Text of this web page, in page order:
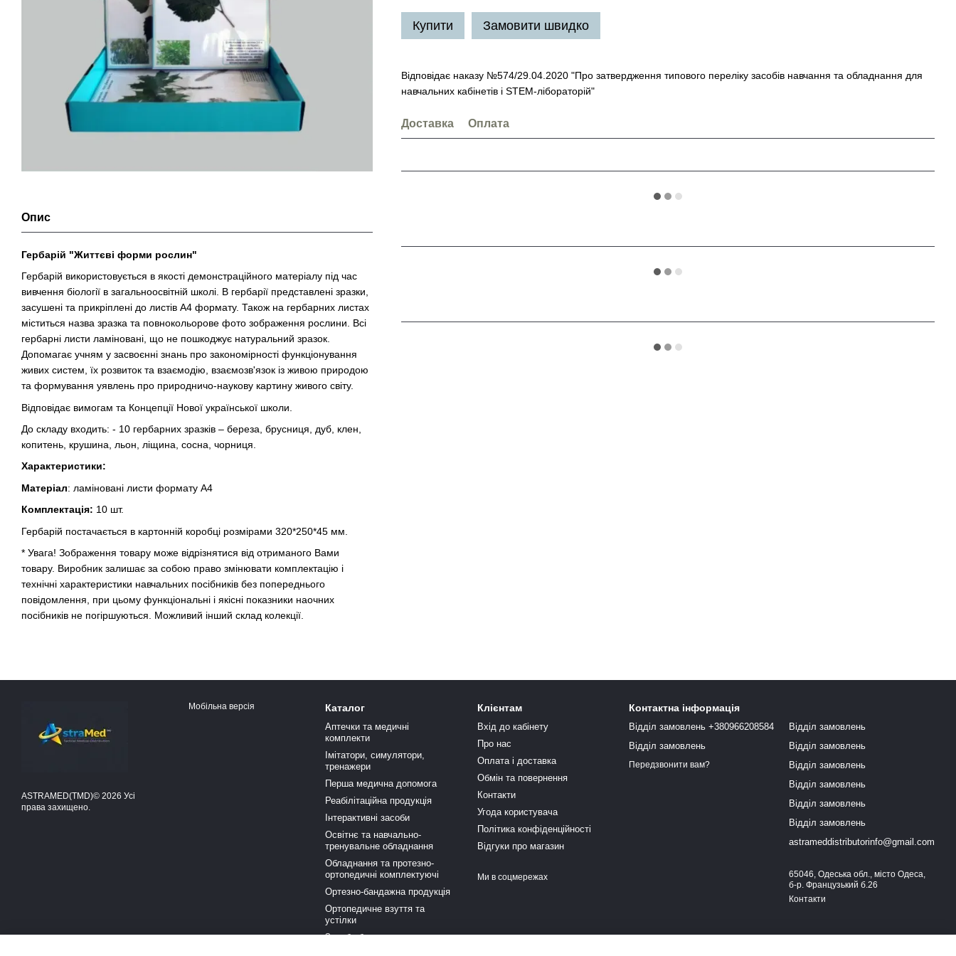
Опис
Гербарій "Життєві форми рослин"
Гербарій використовується в якості демонстраційного матеріалу під час
вивчення біології в загальноосвітній школі. В гербарії представлені зразки,
засушені та прикріплені до листів А4 формату. Також на гербарних листах
міститься назва зразка та повнокольорове фото зображення рослини. Всі
гербарні листи ламіновані, що не пошкоджує натуральний зразок.
Допомагає учням у засвоєнні знань про закономірності функціонування
живих систем, їх розвиток та взаємодію, взаємозв'язок із живою природою
та формування уявлень про природничо-наукову картину живого світу.
Відповідає вимогам та Концепції Нової української школи.
До складу входить: - 10 гербарних зразків – береза, брусниця, дуб, клен,
копитень, крушина, льон, ліщина, сосна, чорниця.
Характеристики:
Матеріал: ламіновані листи формату А4
Комплектація: 10 шт.
Гербарій постачається в картонній коробці розмірами 320*250*45 мм.
* Увага! Зображення товару може відрізнятися від отриманого Вами
товару. Виробник залишає за собою право змінювати комплектацію і
технічні характеристики навчальних посібників без попереднього
повідомлення, при цьому функціональні і якісні показники наочних
посібників не погіршуються. Можливий інший склад колекції.
Купити Замовити швидко
Відповідає наказу №574/29.04.2020 "Про затвердження типового переліку засобів навчання та обладнання для
навчальних кабінетів і STEM-лібораторій"
Доставка Оплата
ASTRAMED(TMD)© 2026 Усі
права захищено.
Мобільна версія Каталог
Аптечки та медичні
комплекти
Імітатори, симулятори,
тренажери
Перша медична допомога
Реабілітаційна продукція
Інтерактивні засоби
Освітнє та навчально-
тренувальне обладнання
Обладнання та протезно-
ортопедичні комплектуючі
Ортезно-бандажна продукція
Ортопедичне взуття та
устілки
Засоби безпеки та активного
Клієнтам
Вхід до кабінету
Про нас
Оплата і доставка
Обмін та повернення
Контакти
Угода користувача
Політика конфіденційності
Відгуки про магазин
Ми в соцмережах
Контактна інформація
Відділ замовлень +380966208584
Відділ замовлень
Передзвонити вам?
Відділ замовлень
Відділ замовлень
Відділ замовлень
Відділ замовлень
Відділ замовлень
Відділ замовлень
astrameddistributorinfo@gmail.com
65046, Одеська обл., місто Одеса,
б-р. Французький б.26
Контакти